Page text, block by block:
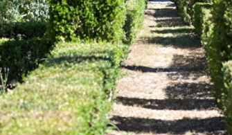
une parenthèse d'exception sous le
est discrètement réservé à un
tout au long du séjour.